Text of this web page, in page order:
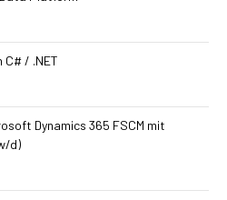
/ .NET
Dynamics 365 FSCM mit
d)